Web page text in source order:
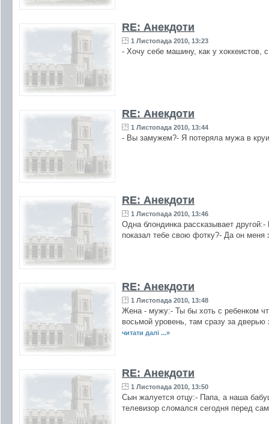
RE: Анекдоти
1 Листопада 2010, 13:23
- Хочу себе машину, как у
RE: Анекдоти
1 Листопада 2010, 13:44
- Вы замужем?- Я потеряла мужа в
RE: Анекдоти
1 Листопада 2010, 13:46
Одна блондинка рассказывает
показал тебе свою фотку?- Да он
RE: Анекдоти
1 Листопада 2010, 13:48
Жена - мужу:- Ты бы хоть с ребенком
восьмой уровень, там сразу за дверью
читати далі ...»
RE: Анекдоти
1 Листопада 2010, 13:50
Сын жалуется отцу:- Папа, а наша
телевизор сломался сегодня перед